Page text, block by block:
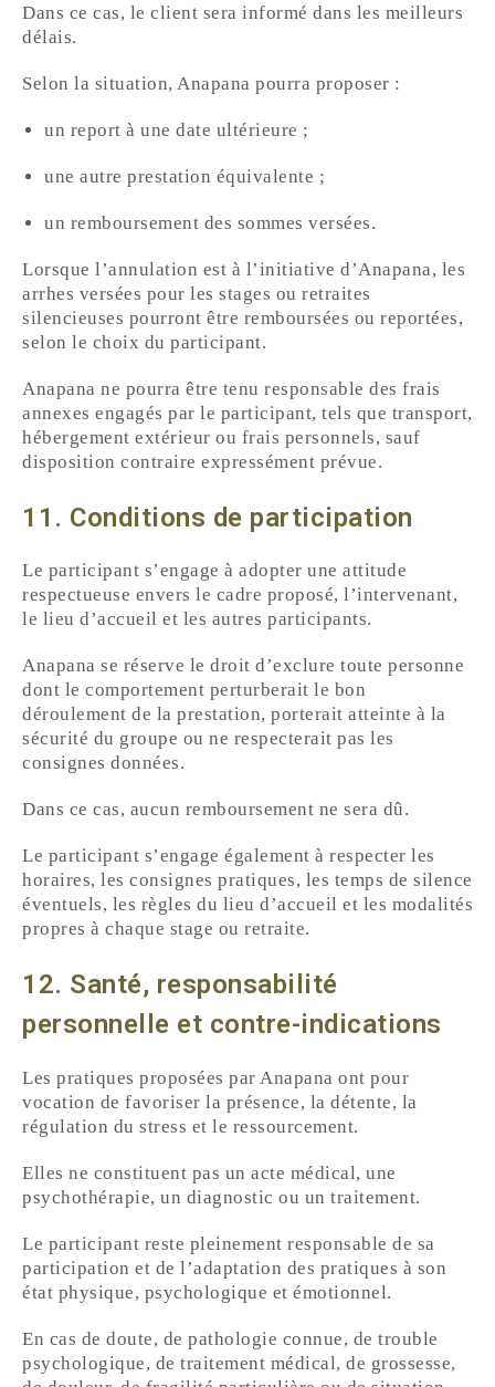
Dans ce cas, le client sera informé dans les meilleurs
délais.
Selon la situation, Anapana pourra proposer :
un report à une date ultérieure ;
une autre prestation équivalente ;
un remboursement des sommes versées.
Lorsque l’annulation est à l’initiative d’Anapana, les
arrhes versées pour les stages ou retraites
silencieuses pourront être remboursées ou reportées,
selon le choix du participant.
Anapana ne pourra être tenu responsable des frais
annexes engagés par le participant, tels que transport,
hébergement extérieur ou frais personnels, sauf
disposition contraire expressément prévue.
11. Conditions de participation
Le participant s’engage à adopter une attitude
respectueuse envers le cadre proposé, l’intervenant,
le lieu d’accueil et les autres participants.
Anapana se réserve le droit d’exclure toute personne
dont le comportement perturberait le bon
déroulement de la prestation, porterait atteinte à la
sécurité du groupe ou ne respecterait pas les
consignes données.
Dans ce cas, aucun remboursement ne sera dû.
Le participant s’engage également à respecter les
horaires, les consignes pratiques, les temps de silence
éventuels, les règles du lieu d’accueil et les modalités
propres à chaque stage ou retraite.
12. Santé, responsabilité
personnelle et contre-indications
Les pratiques proposées par Anapana ont pour
vocation de favoriser la présence, la détente, la
régulation du stress et le ressourcement.
Elles ne constituent pas un acte médical, une
psychothérapie, un diagnostic ou un traitement.
Le participant reste pleinement responsable de sa
participation et de l’adaptation des pratiques à son
état physique, psychologique et émotionnel.
En cas de doute, de pathologie connue, de trouble
psychologique, de traitement médical, de grossesse,